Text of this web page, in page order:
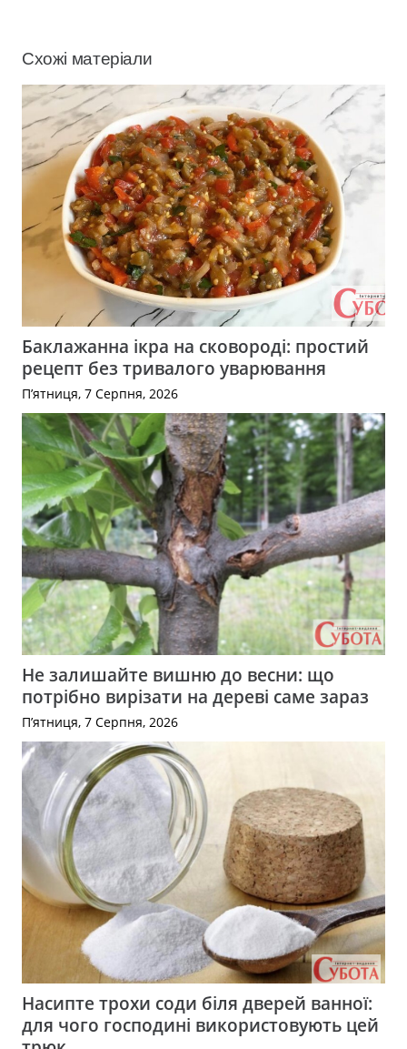
Схожі матеріали
Баклажанна ікра на сковороді: простий
рецепт без тривалого уварювання
П’ятниця, 7 Серпня, 2026
Не залишайте вишню до весни: що
потрібно вирізати на дереві саме зараз
П’ятниця, 7 Серпня, 2026
Насипте трохи соди біля дверей ванної:
для чого господині використовують цей